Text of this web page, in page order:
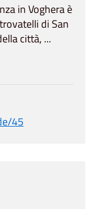
in Voghera è
di San
città, ...
45